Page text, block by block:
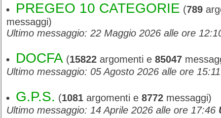
PREGEO 10 CATEGORIE (789
messaggi)
Ultimo messaggio: 22 Maggio 2026 alle ore
DOCFA (15822 argomenti e 85047
Ultimo messaggio: 05 Agosto 2026 alle ore
G.P.S. (1081 argomenti e 8772 messaggi)
Ultimo messaggio: 14 Aprile 2026 alle ore 17:46